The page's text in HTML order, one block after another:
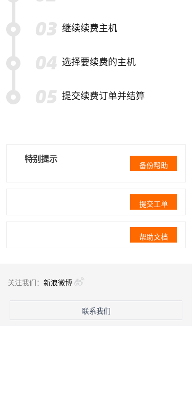
继续续费主机
选择要续费的主机
提交续费订单并结算
特别提示
备份帮助
提交工单
帮助文档